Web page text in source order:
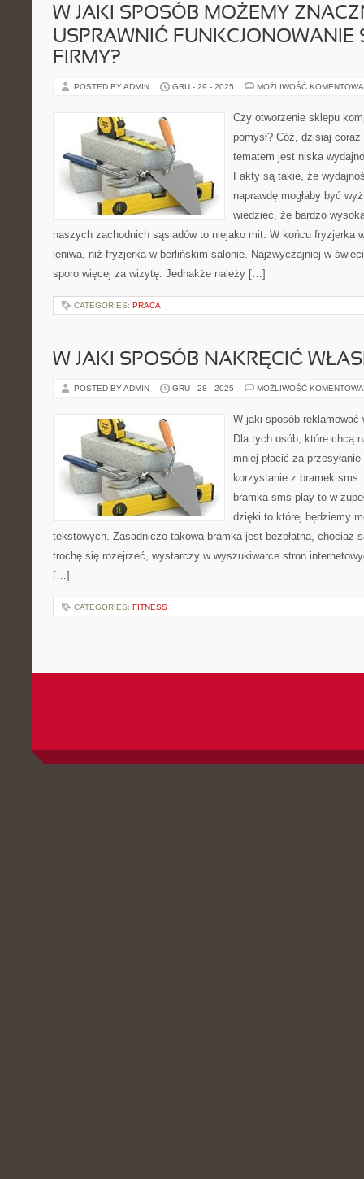
W JAKI SPOSÓB MOŻEMY
USPRAWNIĆ FUNKCJONOWANIE
FIRMY?
POSTED BY ADMIN GRU - 29 - 2025 MOŻLIWOŚĆ
Czy otworzenie sklepu
pomysł? Cóż, dzisiaj
tematem jest niska
Fakty są takie, że
naprawdę mogłaby być
wiedzieć, że bardzo
naszych zachodnich sąsiadów to niejako mit. W końcu fryzjerka
leniwa, niż fryzjerka w berlińskim salonie. Najzwyczajniej w
sporo więcej za wizytę. Jednakże należy […]
CATEGORIES: PRACA
W JAKI SPOSÓB NAKRĘCIĆ
POSTED BY ADMIN GRU - 28 - 2025 MOŻLIWOŚĆ
W jaki sposób reklamować
Dla tych osób, które chcą
mniej płacić za
korzystanie z bramek
bramka sms play to w
dzięki to której będziemy
tekstowych. Zasadniczo takowa bramka jest bezpłatna, chociaż
trochę się rozejrzeć, wystarczy w wyszukiwarce stron
[…]
CATEGORIES: FITNESS